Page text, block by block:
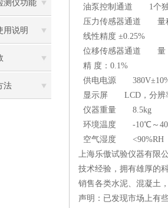
测仪功能
用说明
法
油泵控制通道 1个独
压力传感器通道 量程
线性精度 ±0.25%
位移传感器通道 量
精 度：0.1%
供电电源 380V±10%
显示屏 LCD，分辨
仪器重量 8.5kg
环境温度 -10℃～
空气湿度 <90%RH
上海乐傲试验仪器有限
技术经验，拥有雄厚的
销售各类水泥、混凝土
声明：已发现市场上有